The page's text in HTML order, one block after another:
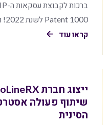
Patent 1000 לשנת 2022! ולשותפים אלי […]
קראו עוד
הסינית